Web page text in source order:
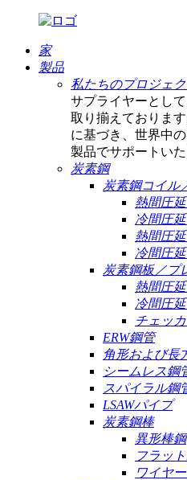
家
製品
私たちのプロジェク
サプライヤーとし
取り揃えておりま
に基づき、世界中
製品でサポートいた
炭素鋼
炭素鋼コイル
熱間圧
冷間圧
熱間圧
冷間圧
炭素鋼板／プ
熱間圧
冷間圧
チェッ
ERW鋼管
角形および長
シームレス鋼
スパイラル鋼
LSAWパイプ
炭素鋼棒
異形棒鋼
フラッ
ワイヤ